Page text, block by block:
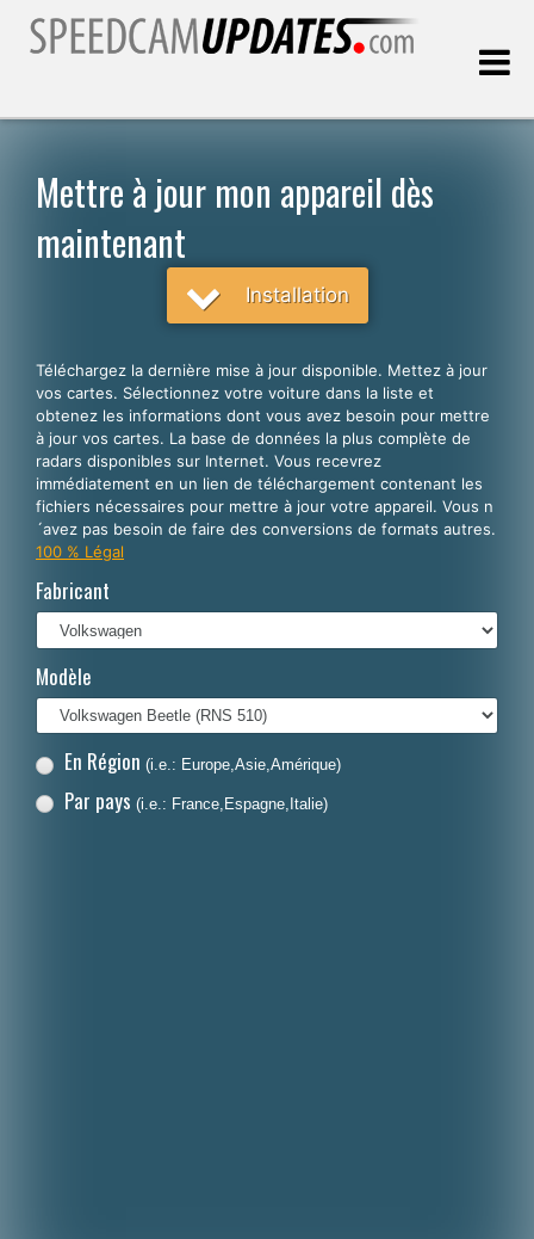
CHOISISSEZ VOTRE LANGUE
English
Español
Português
Deutsch
Italiano
Polski
Nederlands
Dansk
Mettre à jour mon appareil dès
maintenant
Installation
Téléchargez la dernière mise à jour disponible. Mettez à jour
vos cartes. Sélectionnez votre voiture dans la liste et
obtenez les informations dont vous avez besoin pour mettre
à jour vos cartes. La base de données la plus complète de
radars disponibles sur Internet. Vous recevrez
immédiatement en un lien de téléchargement contenant les
fichiers nécessaires pour mettre à jour votre appareil. Vous n
´avez pas besoin de faire des conversions de formats autres.
100 % Légal
Fabricant
Modèle
En Région (i.e.: Europe,Asie,Amérique)
Par pays (i.e.: France,Espagne,Italie)